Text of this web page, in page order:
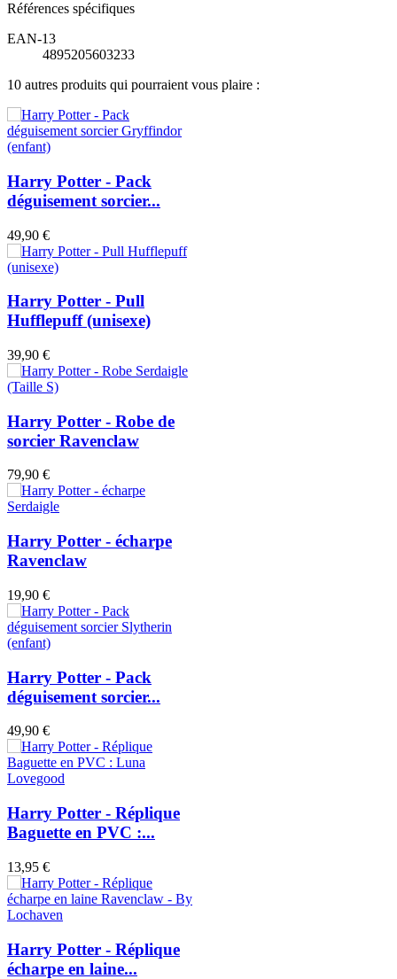
Références spécifiques
EAN-13
4895205603233
10 autres produits qui pourraient vous plaire :
Harry Potter - Pack
déguisement sorcier...
49,90 €
Harry Potter - Pull
Hufflepuff (unisexe)
39,90 €
Harry Potter - Robe de
sorcier Ravenclaw
79,90 €
Harry Potter - écharpe
Ravenclaw
19,90 €
Harry Potter - Pack
déguisement sorcier...
49,90 €
Harry Potter - Réplique
Baguette en PVC :...
13,95 €
Harry Potter - Réplique
écharpe en laine...